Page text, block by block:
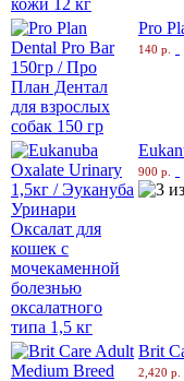
Pro
140 р.
900 р.
Brit
2,420 р.